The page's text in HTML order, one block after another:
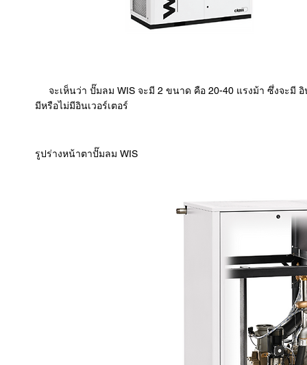
จะเห็นว่า ปั๊มลม WIS จะมี 2 ขนาด คือ 20-40 แรงม้า ซึ่งจะมี อิ
มีหรือไม่มีอินเวอร์เตอร์
รูปร่างหน้าตาปั๊มลม WIS